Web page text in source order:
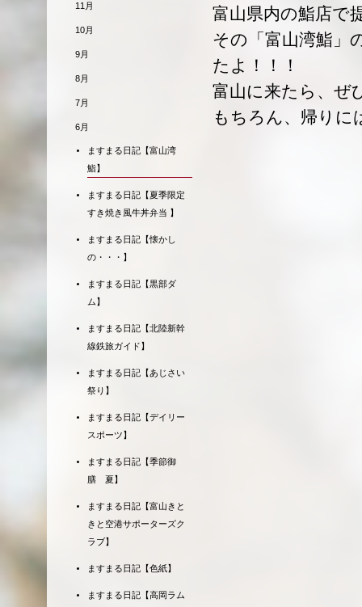
富山県内の鮨店で
その「富山湾鮨」
たよ！！！
富山に来たら、ぜ
もちろん、帰りに
11月
10月
9月
8月
7月
6月
ますまる日記【富山湾
鮨】
ますまる日記【夏季限定
すき焼き風牛丼弁当 】
ますまる日記【懐かし
の・・・】
ますまる日記【黒部ダ
ム】
ますまる日記【北陸新幹
線鉄旅ガイド】
ますまる日記【あじさい
祭り】
ますまる日記【デイリー
スポーツ】
ますまる日記【季節御
膳 夏】
ますまる日記【富山きと
きと空港サポーターズク
ラブ】
ますまる日記【色紙】
ますまる日記【高岡ラム